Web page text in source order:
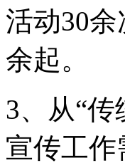
活动30
余起。
3、从“
宣传工